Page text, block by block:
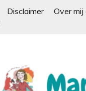
Disclaimer Over mij